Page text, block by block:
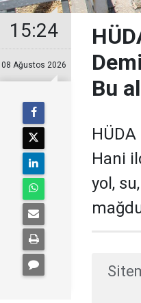
15:24
08 Ağustos 2026
Bu
HÜDA
Hani
yol,